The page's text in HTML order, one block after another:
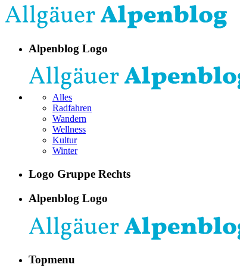
Alpenblog Logo
Alles
Radfahren
Wandern
Wellness
Kultur
Winter
Logo Gruppe Rechts
Alpenblog Logo
Topmenu